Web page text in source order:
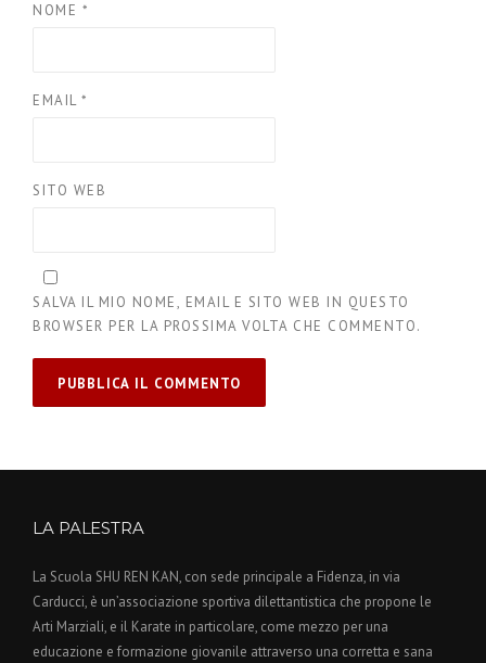
NOME *
EMAIL *
SITO WEB
SALVA IL MIO NOME, EMAIL E SITO WEB IN QUESTO
BROWSER PER LA PROSSIMA VOLTA CHE COMMENTO.
LA PALESTRA
La Scuola SHU REN KAN, con sede principale a Fidenza, in via
Carducci, è un’associazione sportiva dilettantistica che propone le
Arti Marziali, e il Karate in particolare, come mezzo per una
educazione e formazione giovanile attraverso una corretta e sana